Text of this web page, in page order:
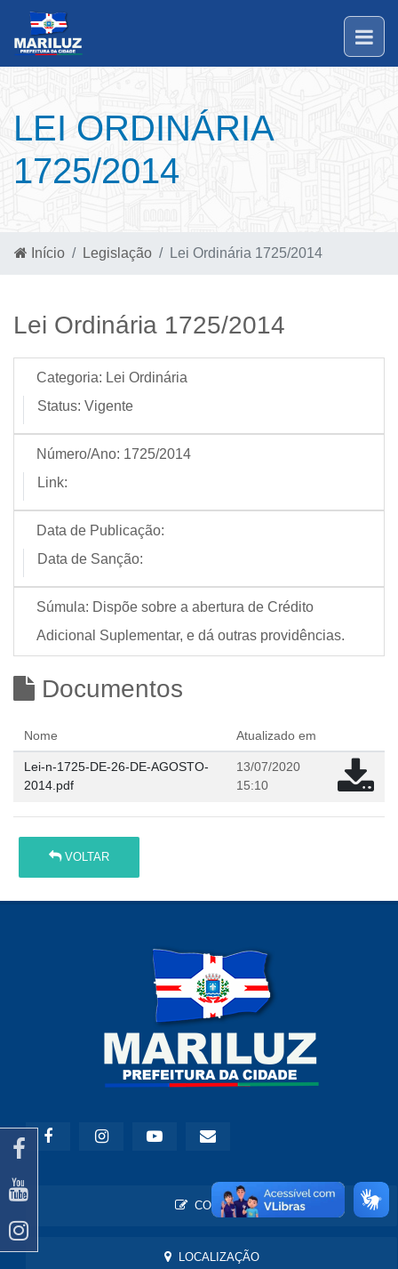
LEI ORDINÁRIA
1725/2014
Início Legislação Lei Ordinária 1725/2014
Lei Ordinária 1725/2014
Categoria: Lei Ordinária
Status: Vigente
Número/Ano: 1725/2014
Link:
Data de Publicação:
Data de Sanção:
Súmula: Dispõe sobre a abertura de Crédito
Adicional Suplementar, e dá outras providências.
Documentos
Nome Atualizado em
Lei-n-1725-DE-26-DE-AGOSTO-
2014.pdf
13/07/2020
15:10
VOLTAR
CONTATO
LOCALIZAÇÃO